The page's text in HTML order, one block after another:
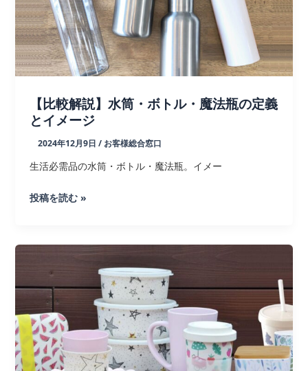
コ
ー
テ
ィ
ン
グ
タ
ン
ブ
ラ
ボ
【比較解説】水筒・ボトル・魔法瓶の定義
とイメージ
2024年12月9日 / お客様総合窓口
生活必需品の水筒・ボトル・魔法瓶。イメー
【比
説】
筒・
ト
ル・
魔
投稿を読む »